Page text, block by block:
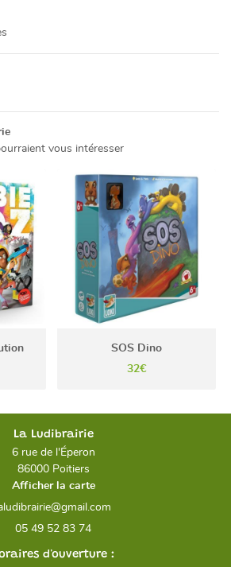
Restez
vous intéresser
SOS Dino
32€
La Ludibrairie
6 rue de l'Éperon
86000 Poitiers
Afficher la carte
05 49 52 83 74
d'ouverture :